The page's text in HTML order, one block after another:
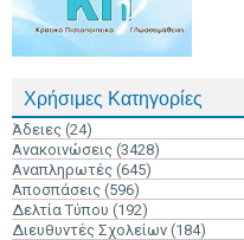
Χρήσιμες Κατηγορίες
Άδειες (24)
Ανακοινώσεις (3428)
Αναπληρωτές (645)
Αποσπάσεις (596)
Δελτία Τύπου (192)
Διευθυντές Σχολείων (184)